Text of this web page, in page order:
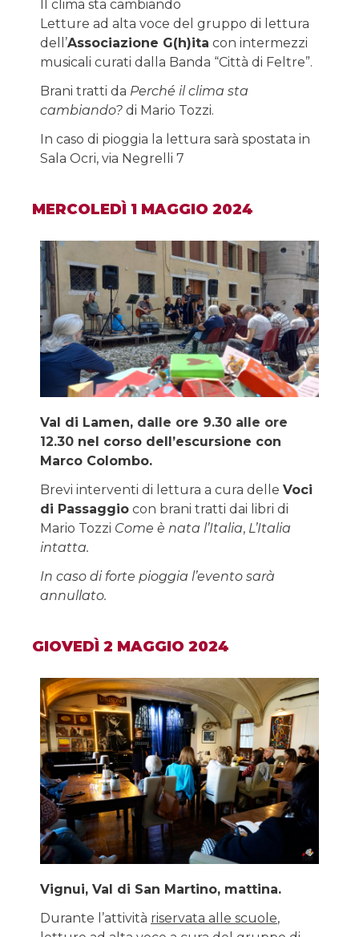
Il clima sta cambiando
Letture ad alta voce del gruppo di lettura
dell’Associazione G(h)ita con intermezzi
musicali curati dalla Banda “Città di Feltre”.
Brani tratti da Perché il clima sta
cambiando? di Mario Tozzi.
In caso di pioggia la lettura sarà spostata in
Sala Ocri, via Negrelli 7
MERCOLEDÌ 1 MAGGIO 2024
Val di Lamen, dalle ore 9.30 alle ore
12.30 nel corso dell’escursione con
Marco Colombo.
Brevi interventi di lettura a cura delle Voci
di Passaggio con brani tratti dai libri di
Mario Tozzi Come è nata l’Italia, L’Italia
intatta.
In caso di forte pioggia l’evento sarà
annullato.
GIOVEDÌ 2 MAGGIO 2024
Vignui, Val di San Martino, mattina.
Durante l’attività riservata alle scuole,